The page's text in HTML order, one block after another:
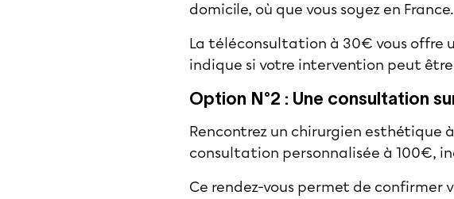
domicile, où que vous soyez en France.
La téléconsultation à 30€ vous offre
indique si votre intervention peut
Option N°2 : Une consultation
Rencontrez un chirurgien esthétique
consultation personnalisée à 100€,
Ce rendez-vous permet de confirmer